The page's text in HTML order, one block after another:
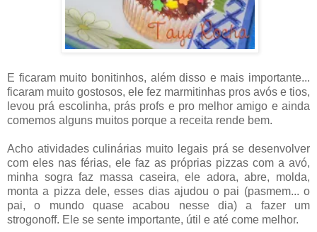
E ficaram muito bonitinhos, além disso e mais importante...
ficaram muito gostosos, ele fez marmitinhas pros avós e tios,
levou prá escolinha, prás profs e pro melhor amigo e ainda
comemos alguns muitos porque a receita rende bem.
Acho atividades culinárias muito legais prá se desenvolver
com eles nas férias, ele faz as próprias pizzas com a avó,
minha sogra faz massa caseira, ele adora, abre, molda,
monta a pizza dele, esses dias ajudou o pai (pasmem... o
pai, o mundo quase acabou nesse dia) a fazer um
strogonoff. Ele se sente importante, útil e até come melhor.